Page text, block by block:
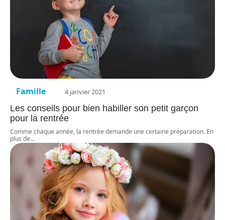
Famille 4 janvier 2021
Les conseils pour bien habiller son petit garçon
pour la rentrée
Comme chaque année, la rentrée demande une certaine préparation. En
plus de…